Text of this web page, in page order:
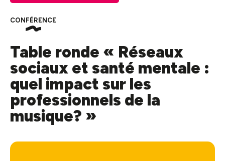
CONFÉRENCE
Table ronde « Réseaux
sociaux et santé mentale :
quel impact sur les
professionnels de la
musique? »